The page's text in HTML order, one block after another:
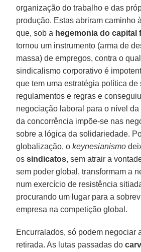
organização do trabalho e das
produção. Estas abriram caminho
que, sob a hegemonia do capital
tornou um instrumento (arma de
massa) de empregos, contra o
sindicalismo corporativo é
que tem uma estratégia política de
regulamentos e regras e
negociação laboral para o nível
da concorrência impõe-se nas
sobre a lógica da solidariedade.
globalização, okeynesianismo
ossindicatos, sem atrair a
sem poder global, transformam a
num exercício de resistência
procurando um lugar para a
empresa na competição global.
Encurralados, só podem negociar
retirada. As lutas passadas do